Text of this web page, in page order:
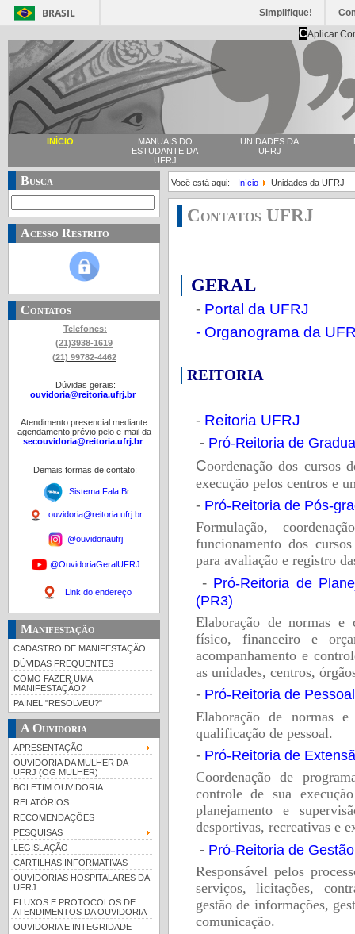
BRASIL Simplifique!
CAplicar
INÍCIO
MANUAIS DO
ESTUDANTE DA
UFRJ
UNIDADES DA
UFRJ
Busca
Acesso Restrito
Contatos
Telefones:
(21)3938-1619
(21) 99782-4462
Dúvidas gerais:
ouvidoria@reitoria.ufrj.br
Atendimento presencial mediante
agendamentoprévio pelo e-mail da
secouvidoria@reitoria.ufrj.br
Demais formas de contato:
Sistema Fala.Br
ouvidoria@reitoria.ufrj.br
@ouvidoriaufrj
@OuvidoriaGeralUFRJ
Link do endereço
Manifestação
CADASTRO DE MANIFESTAÇÃO
DÚVIDAS FREQUENTES
COMO FAZER UMA
MANIFESTAÇÃO?
PAINEL "RESOLVEU?"
A Ouvidoria
APRESENTAÇÃO
OUVIDORIA DA MULHER DA
UFRJ (OG MULHER)
BOLETIM OUVIDORIA
RELATÓRIOS
RECOMENDAÇÕES
PESQUISAS
LEGISLAÇÃO
CARTILHAS INFORMATIVAS
OUVIDORIAS HOSPITALARES DA
UFRJ
FLUXOS E PROTOCOLOS DE
ATENDIMENTOS DA OUVIDORIA
OUVIDORIA E INTEGRIDADE
Você está aqui: Início Unidades da UFRJ
Contatos UFRJ
GERAL
- Portal da UFRJ
- Organograma da
REITORIA
- Reitoria UFRJ
- Pró-Reitoria de
Coordenação dos cursos
execução pelos centros e
- Pró-Reitoria de Pós-
Formulação,
funcionamento dos
para avaliação e registro
- Pró-Reitoria de
(PR3)
Elaboração de normas e
físico, financeiro e
acompanhamento e
as unidades, centros,
- Pró-Reitoria de Pessoal
Elaboração de normas
qualificação de pessoal.
- Pró-Reitoria de
Coordenação de
controle de sua
planejamento e
desportivas, recreativas e
-Pró-Reitoria de
Responsável pelos
serviços, licitações,
gestão de informações,
comunicação.